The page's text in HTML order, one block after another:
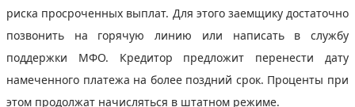
риска просроченных выплат. Для этого заемщику достаточно
позвонить на горячую линию или написать в службу
поддержки МФО. Кредитор предложит перенести дату
намеченного платежа на более поздний срок. Проценты при
этом продолжат начисляться в штатном режиме.